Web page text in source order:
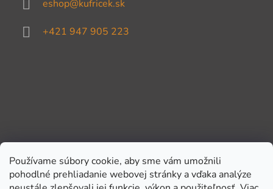
Používame súbory cookie, aby sme vám umožnili
pohodlné prehliadanie webovej stránky a vďaka analýze
eshop@kufricek.sk
+421 947 905 223